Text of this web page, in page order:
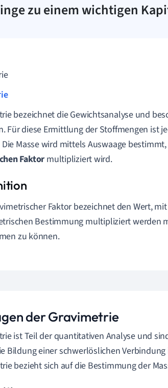
zu einem wichtigen
bezeichnet die Gewichtsanalyse und
Für diese Ermittlung der Stoffmengen ist
Masse wird mittels Auswaage
Faktormultipliziert wird.
Faktor bezeichnet den Wert,
Bestimmung multipliziert werden
zu können.
der Gravimetrie
ist Teil der quantitativen Analyse und
Bildung einer schwerlöslichen
bezieht sich auf die Bestimmung der